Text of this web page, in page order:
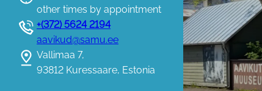
other times by appointment
+(372) 5624 2194
aavikud@samu.ee
Vallimaa 7,
93812 Kuressaare, Estonia